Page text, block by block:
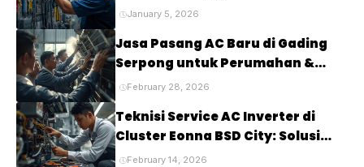
Lengkap untuk Mendiagnosis
Anda
January 5, 2026
Jasa Pasang AC Baru di Gading
Serpong untuk Perumahan &
Cluster Elite
February 28, 2026
Teknisi Service AC Inverter di
Cluster Eonna BSD City: Solusi
Tepat untuk Kenyamanan Rumah
February 14, 2026